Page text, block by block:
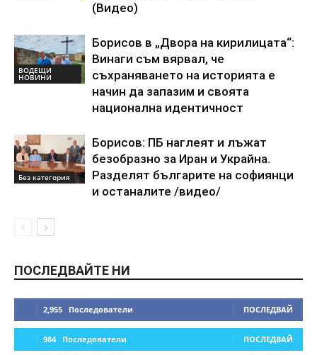
(Видео)
ВОДЕЩИ
НОВИНИ
Борисов в „Двора на кирилицата“:
Винаги съм вярвал, че
съхраняването на историята е
начин да запазим и своята
национална идентичност
Без категория
Борисов: ПБ наглеят и лъжат
безобразно за Иран и Украйна.
Разделят българите на софиянци
и останалите /видео/
ПОСЛЕДВАЙТЕ НИ
2,955 Последователи ПОСЛЕДВАЙ
984 Последователи ПОСЛЕДВАЙ